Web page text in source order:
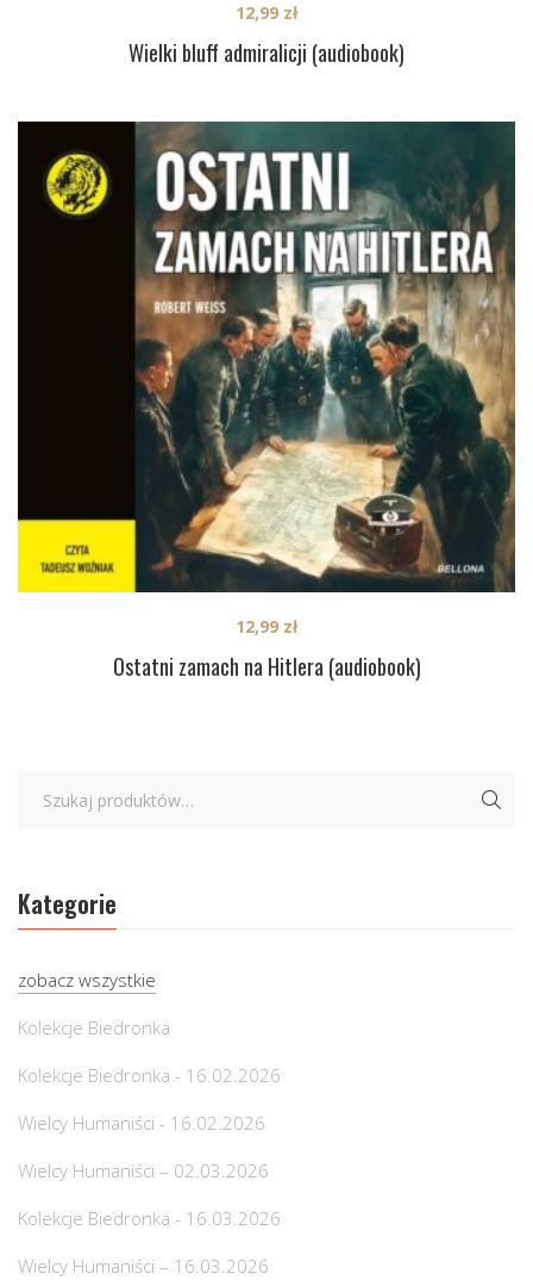
Wielki bluff admiralicji (audiobook)
12,99 zł
Ostatni zamach na Hitlera (audiobook)
12,99 zł
Kategorie
zobacz wszystkie
Kolekcje Biedronka
Kolekcje Biedronka - 16.02.2026
Wielcy Humaniści - 16.02.2026
Wielcy Humaniści – 02.03.2026
Kolekcje Biedronka - 16.03.2026
Wielcy Humaniści – 16.03.2026